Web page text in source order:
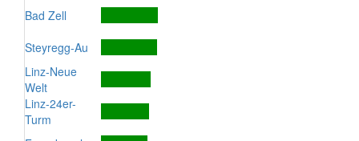
Bad Zell
Steyregg-Au
Linz-Neue
Welt
Linz-24er-
Turm